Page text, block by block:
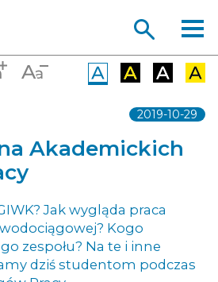
2019-10-29
Akademickich
Jak wygląda praca
Kogo
zespołu? Na te i inne
dziś studentom podczas